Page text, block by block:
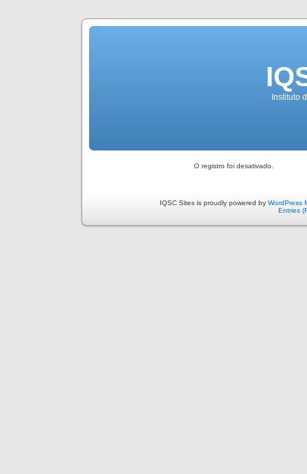
Instituto
O registro foi desativado.
IQSC Sites is proudly powered by WordPress
Entries